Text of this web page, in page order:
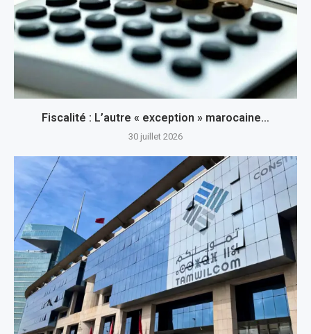
Fiscalité : L’autre « exception » marocaine…
30 juillet 2026